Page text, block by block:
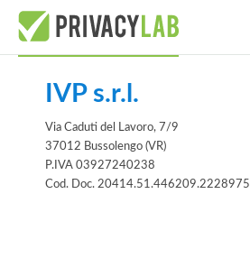
IVP s.r.l.
Via Caduti del Lavoro, 7/9
37012 Bussolengo (VR)
P.IVA 03927240238
Cod. Doc. 20414.51.446209.2228975